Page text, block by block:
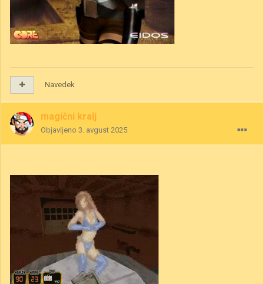
Navedek
magični kralj
Objavljeno 3. avgust 2025